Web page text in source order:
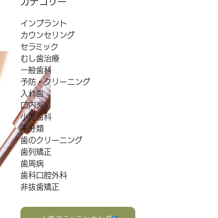
インプラント
カウンセリング
セラミック
むし歯治療
一般歯科
予防・クリーニング
入れ歯
口内炎
小児歯科
未分類
歯のクリーニング
歯列矯正
歯周病
歯科口腔外科
非抜歯矯正